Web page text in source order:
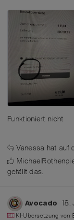
Funktioniert nicht
Vanessa hat auf
gefällt das.
Avocado 18.
KI-Übersetzung von